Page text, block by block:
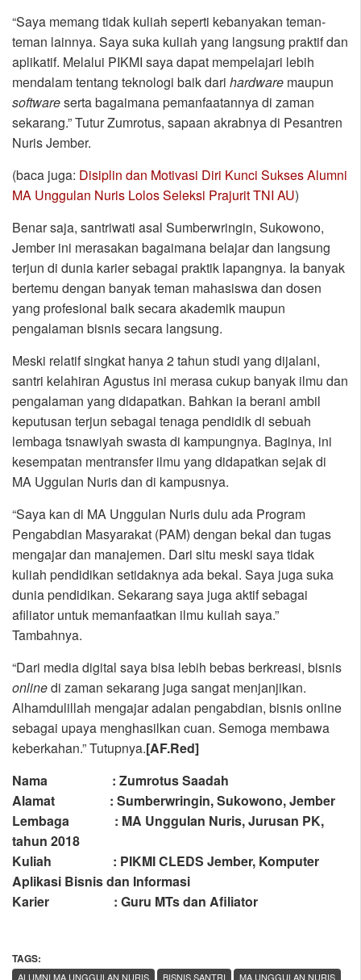
“Saya memang tidak kuliah seperti kebanyakan teman-
teman lainnya. Saya suka kuliah yang langsung praktif dan
aplikatif. Melalui PIKMI saya dapat mempelajari lebih
mendalam tentang teknologi baik dari hardware maupun
softwareserta bagaimana pemanfaatannya di zaman
sekarang.” Tutur Zumrotus, sapaan akrabnya di Pesantren
Nuris Jember.
(baca juga: Disiplin dan Motivasi Diri Kunci Sukses Alumni
MA Unggulan Nuris Lolos Seleksi Prajurit TNI AU)
Benar saja, santriwati asal Sumberwringin, Sukowono,
Jember ini merasakan bagaimana belajar dan langsung
terjun di dunia karier sebagai praktik lapangnya. Ia banyak
bertemu dengan banyak teman mahasiswa dan dosen
yang profesional baik secara akademik maupun
pengalaman bisnis secara langsung.
Meski relatif singkat hanya 2 tahun studi yang dijalani,
santri kelahiran Agustus ini merasa cukup banyak ilmu dan
pengalaman yang didapatkan. Bahkan ia berani ambil
keputusan terjun sebagai tenaga pendidik di sebuah
lembaga tsnawiyah swasta di kampungnya. Baginya, ini
kesempatan mentransfer ilmu yang didapatkan sejak di
MA Uggulan Nuris dan di kampusnya.
“Saya kan di MA Unggulan Nuris dulu ada Program
Pengabdian Masyarakat (PAM) dengan bekal dan tugas
mengajar dan manajemen. Dari situ meski saya tidak
kuliah pendidikan setidaknya ada bekal. Saya juga suka
dunia pendidikan. Sekarang saya juga aktif sebagai
afiliator untuk memanfaatkan ilmu kuliah saya.”
Tambahnya.
“Dari media digital saya bisa lebih bebas berkreasi, bisnis
onlinedi zaman sekarang juga sangat menjanjikan.
Alhamdulillah mengajar adalan pengabdian, bisnis online
sebagai upaya menghasilkan cuan. Semoga membawa
keberkahan.” Tutupnya.[AF.Red]
Nama : Zumrotus Saadah
Alamat : Sumberwringin, Sukowono, Jember
Lembaga : MA Unggulan Nuris, Jurusan PK,
tahun 2018
Kuliah : PIKMI CLEDS Jember, Komputer
Aplikasi Bisnis dan Informasi
Karier : Guru MTs dan Afiliator
TAGS:
ALUMNI MA UNGGULAN NURIS BISNIS SANTRI MA UNGGULAN NURIS